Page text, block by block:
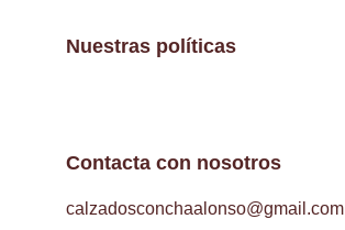
Contacta con nosotros
calzadosconchaalonso@gmail.com
Nuestras políticas